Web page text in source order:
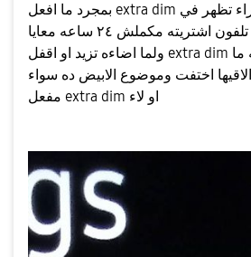
بمجرد ما افعل extra dim في نقطه حمراء تظهر في
الشاشه صغيره جدا تلفون اشتريته مكملش ٢٤ ساعه معايا
ولما اضاءه تزيد او اقفل extra dim تفضل موجوده لغايه ما
اختفت وموضوع الابيض ده سواء
مفعل extra dim او لاء